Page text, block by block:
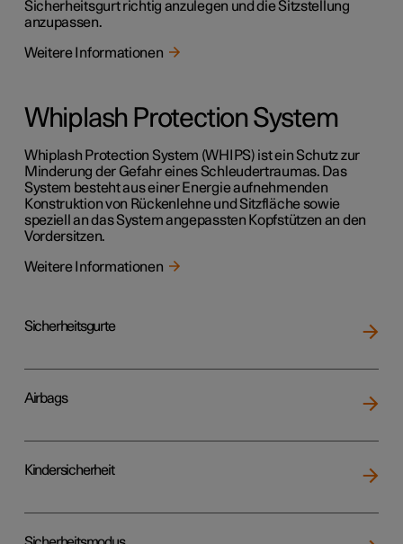
Sicherheitsgurt richtig anzulegen und die Sitzstellung
anzupassen.
Weitere Informationen
Whiplash Protection System
Whiplash Protection System (WHIPS) ist ein Schutz zur
Minderung der Gefahr eines Schleudertraumas. Das
System besteht aus einer Energie aufnehmenden
Konstruktion von Rückenlehne und Sitzfläche sowie
speziell an das System angepassten Kopfstützen an den
Vordersitzen.
Weitere Informationen
Sicherheitsgurte
Airbags
Kindersicherheit